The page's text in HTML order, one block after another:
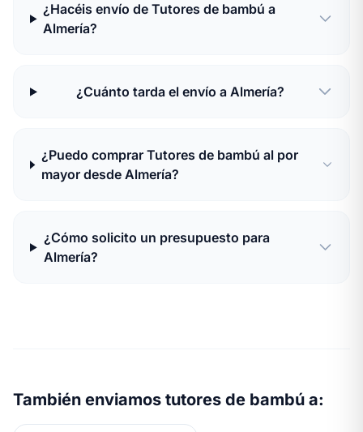
¿Hacéis envío de Tutores de bambú a
Almería?
¿Cuánto tarda el envío a Almería?
¿Puedo comprar Tutores de bambú al por
mayor desde Almería?
¿Cómo solicito un presupuesto para
Almería?
También enviamos tutores de bambú a: